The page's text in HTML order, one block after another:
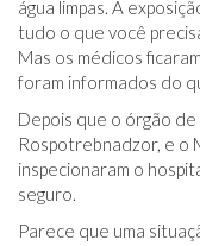
água limpas. A
tudo o que você
Mas os médicos
foram informados do
Depois que o órgão
Rospotrebnadzor, e o
inspecionaram o
seguro.
Parece que uma